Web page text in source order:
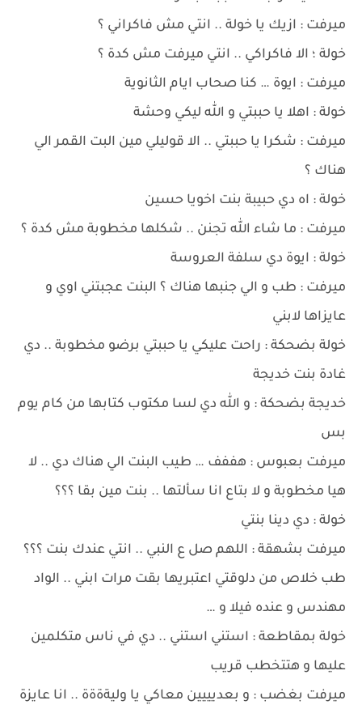
ميرفت : ازيك يا خولة .. انتي مش فاكراني ؟
خولة ؛ الا فاكراكي .. انتي ميرفت مش كدة ؟
ميرفت : ايوة … كنا صحاب ايام الثانوية
خولة : اهلا يا حببتي و الله ليكي وحشة
ميرفت : شكرا يا حببتي .. الا قوليلي مين البت القمر الي
هناك ؟
خولة : اه دي حبيبة بنت اخويا حسين
ميرفت : ما شاء الله تجنن .. شكلها مخطوبة مش كدة ؟
خولة : ايوة دي سلفة العروسة
ميرفت : طب و الي جنبها هناك ؟ البنت عجبتني اوي و
عايزاها لابني
خولة بضحكة : راحت عليكي يا حببتي برضو مخطوبة .. دي
غادة بنت خديجة
خديجة بضحكة : و الله دي لسا مكتوب كتابها من كام يوم
بس
ميرفت بعبوس : هففف … طيب البنت الي هناك دي .. لا
هيا مخطوبة و لا بتاع انا سألتها .. بنت مين بقا ؟؟؟
خولة : دي دينا بنتي
ميرفت بشهقة : اللهم صل ع النبي .. انتي عندك بنت ؟؟؟
طب خلاص من دلوقتي اعتبريها بقت مرات ابني .. الواد
مهندس و عنده فيلا و …
خولة بمقاطعة : استني استني .. دي في ناس متكلمين
عليها و هتتخطب قريب
ميرفت بغضب : و بعديييين معاكي يا وليةةةة .. انا عايزة